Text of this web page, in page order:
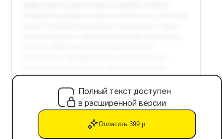
Полный текст доступен
в расширенной версии
Оплатить 399 р.